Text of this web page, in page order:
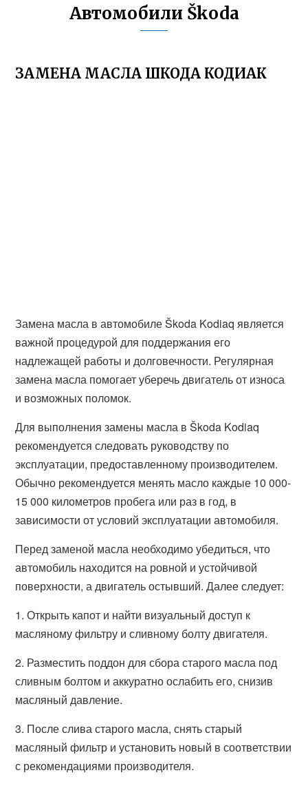
Автомобили Škoda
ЗАМЕНА МАСЛА ШКОДА КОДИАК
Замена масла в автомобиле Škoda Kodiaq является
важной процедурой для поддержания его
надлежащей работы и долговечности. Регулярная
замена масла помогает уберечь двигатель от износа
и возможных поломок.
Для выполнения замены масла в Škoda Kodiaq
рекомендуется следовать руководству по
эксплуатации, предоставленному производителем.
Обычно рекомендуется менять масло каждые 10 000-
15 000 километров пробега или раз в год, в
зависимости от условий эксплуатации автомобиля.
Перед заменой масла необходимо убедиться, что
автомобиль находится на ровной и устойчивой
поверхности, а двигатель остывший. Далее следует:
1. Открыть капот и найти визуальный доступ к
масляному фильтру и сливному болту двигателя.
2. Разместить поддон для сбора старого масла под
сливным болтом и аккуратно ослабить его, снизив
масляный давление.
3. После слива старого масла, снять старый
масляный фильтр и установить новый в соответствии
с рекомендациями производителя.